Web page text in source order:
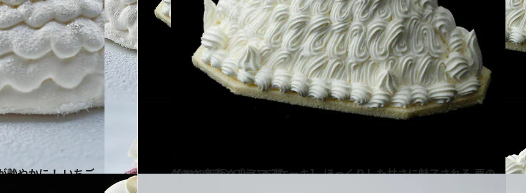
2022.11.12
【2022年版クリスマスケーキ】 ほっくりした甘さに魅了される 栗のケーキとモンブラン6選
グルメ